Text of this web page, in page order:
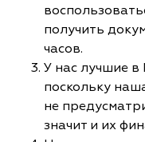
получить
часов.
У нас лучшие в
поскольку
не
значит и их